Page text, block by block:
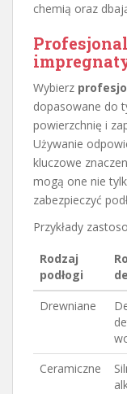
chemią oraz
Wybierz
dopasowane do
powierzchnię i
Używanie
kluczowe
mogą one nie
zabezpieczyć
Przykłady
Rodzaj
podłogi
Drewniane
Ceramiczne